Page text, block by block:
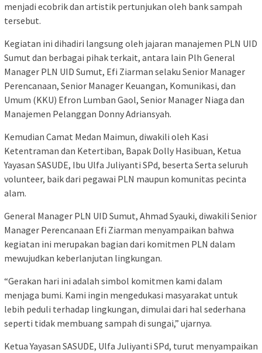
menjadi ecobrik dan artistik pertunjukan oleh bank sampah
tersebut.
Kegiatan ini dihadiri langsung oleh jajaran manajemen PLN UID
Sumut dan berbagai pihak terkait, antara lain Plh General
Manager PLN UID Sumut, Efi Ziarman selaku Senior Manager
Perencanaan, Senior Manager Keuangan, Komunikasi, dan
Umum (KKU) Efron Lumban Gaol, Senior Manager Niaga dan
Manajemen Pelanggan Donny Adriansyah.
Kemudian Camat Medan Maimun, diwakili oleh Kasi
Ketentraman dan Ketertiban, Bapak Dolly Hasibuan, Ketua
Yayasan SASUDE, Ibu Ulfa Juliyanti SPd, beserta Serta seluruh
volunteer, baik dari pegawai PLN maupun komunitas pecinta
alam.
General Manager PLN UID Sumut, Ahmad Syauki, diwakili Senior
Manager Perencanaan Efi Ziarman menyampaikan bahwa
kegiatan ini merupakan bagian dari komitmen PLN dalam
mewujudkan keberlanjutan lingkungan.
“Gerakan hari ini adalah simbol komitmen kami dalam
menjaga bumi. Kami ingin mengedukasi masyarakat untuk
lebih peduli terhadap lingkungan, dimulai dari hal sederhana
seperti tidak membuang sampah di sungai,” ujarnya.
Ketua Yayasan SASUDE, Ulfa Juliyanti SPd, turut menyampaikan